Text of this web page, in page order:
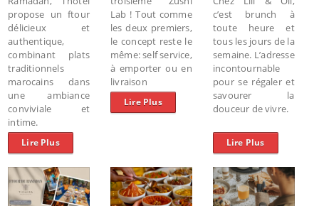
propose un ftour
délicieux et
authentique,
combinant plats
traditionnels
marocains dans
une ambiance
conviviale et
intime.
Lire Plus
Lab ! Tout comme
les deux premiers,
le concept reste le
même: self service,
à emporter ou en
livraison
Lire Plus
c’est brunch à
toute heure et
tous les jours de la
semaine. L’adresse
incontournable
pour se régaler et
savourer la
douceur de vivre.
Lire Plus